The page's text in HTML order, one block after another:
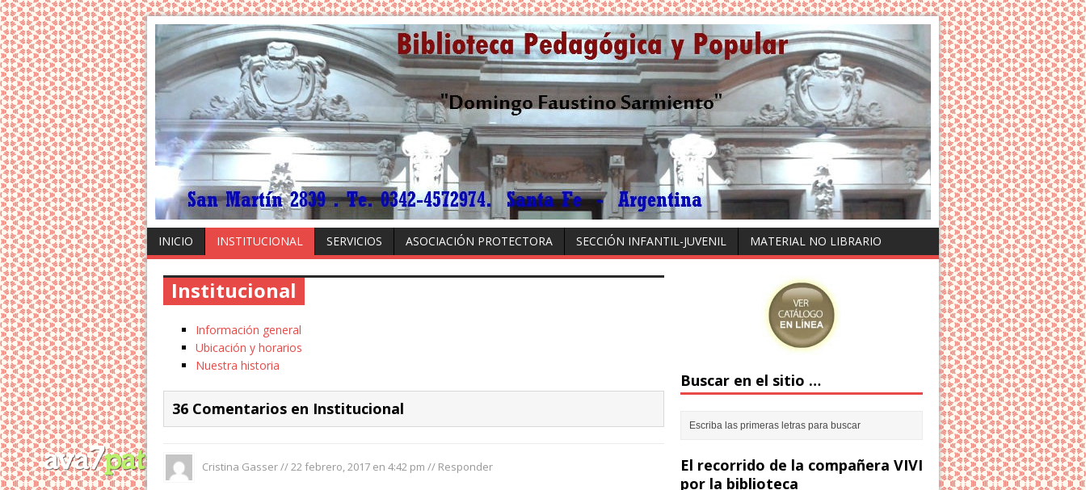
INICIO INSTITUCIONAL SERVICIOS ASOCIACIÓN PROTECTORA SECCIÓN INFANTIL-JUVENIL MATERIAL NO LIBRARIO
Institucional
Información general
Ubicación y horarios
Nuestra historia
36 Comentarios en Institucional
Cristina Gasser // 22 febrero, 2017 en 4:42 pm // Responder
Buscar en el sitio …
El recorrido de la compañera VIVI
por la biblioteca